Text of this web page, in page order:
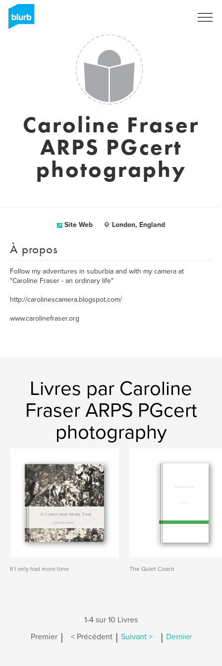
Caroline Fraser
ARPS PGcert
photography
Site Web London, England
À propos
Follow my adventures in suburbia and with my camera at
"Caroline Fraser - an ordinary life"
http://carolinescamera.blogspot.com/
www.carolinefraser.org
Livres par Caroline
Fraser ARPS PGcert
photography
If I only had more time The Quiet Coach
1-4 sur 10 Livres
Premier | < Précédent | Suivant > | Dernier